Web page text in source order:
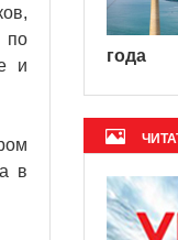
по
и
в
года